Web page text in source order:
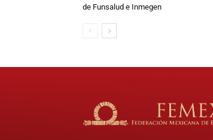
de Funsalud e Inmegen